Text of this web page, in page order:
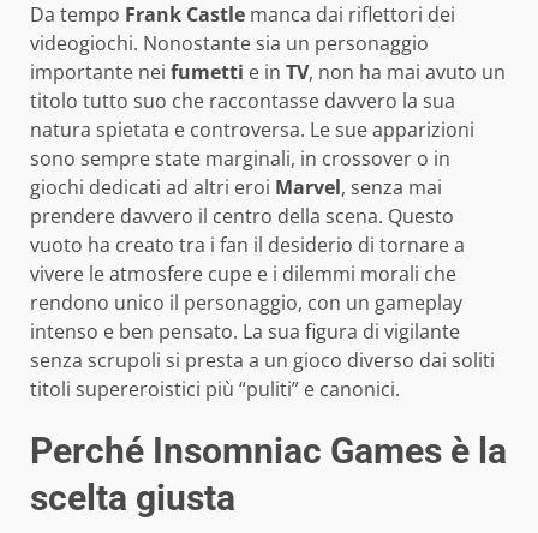
Da tempo Frank Castle manca dai riflettori dei
videogiochi. Nonostante sia un personaggio
importante nei fumetti e in TV, non ha mai avuto un
titolo tutto suo che raccontasse davvero la sua
natura spietata e controversa. Le sue apparizioni
sono sempre state marginali, in crossover o in
giochi dedicati ad altri eroi Marvel, senza mai
prendere davvero il centro della scena. Questo
vuoto ha creato tra i fan il desiderio di tornare a
vivere le atmosfere cupe e i dilemmi morali che
rendono unico il personaggio, con un gameplay
intenso e ben pensato. La sua figura di vigilante
senza scrupoli si presta a un gioco diverso dai soliti
titoli supereroistici più “puliti” e canonici.
Perché Insomniac Games è la
scelta giusta